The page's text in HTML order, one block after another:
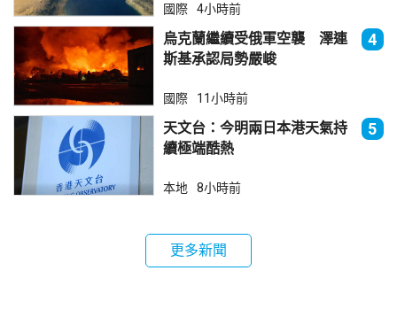
國際 4小時前
烏克蘭繼續受俄軍空襲 澤連
斯基承認局勢嚴峻
4
國際 11小時前
天文台：今明兩日本港天氣持
續極端酷熱
5
本地 8小時前
更多新聞